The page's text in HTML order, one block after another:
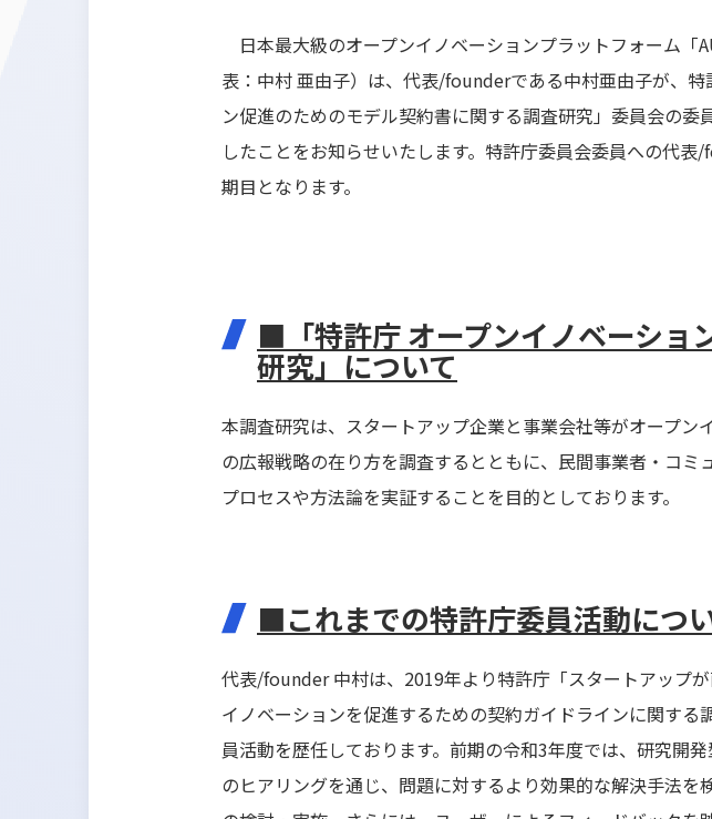
日本最大級のオープンイノベーションプラットフォーム
表：中村 亜由子）は、代表/founderである中村亜由子が、
ン促進のためのモデル契約書に関する調査研究」委員会の
したことをお知らせいたします。特許庁委員会委員への代
期目となります。
■「特許庁 オープンイノベーショ
研究」について
本調査研究は、スタートアップ企業と事業会社等がオープン
の広報戦略の在り方を調査するとともに、民間事業者・コ
プロセスや方法論を実証することを目的としております。
■これまでの特許庁委員活動につ
代表/founder 中村は、2019年より特許庁「スタートアップ
イノベーションを促進するための契約ガイドラインに関す
員活動を歴任しております。前期の令和3年度では、研究開
のヒアリングを通じ、問題に対するより効果的な解決手法